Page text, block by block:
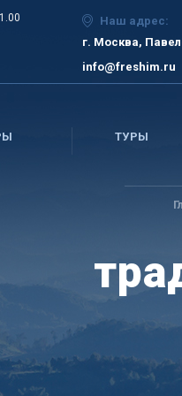
Наш адрес:
г. Москва,
info@freshim.ru
ТУРЫ